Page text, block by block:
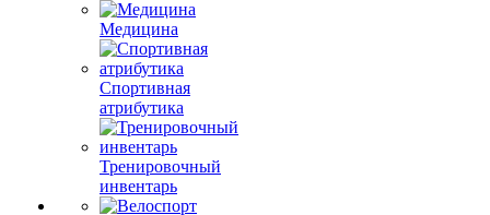
Медицина
Спортивная
атрибутика
Тренировочный
инвентарь